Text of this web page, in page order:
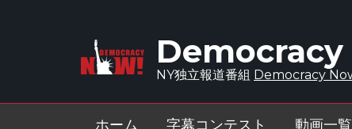
NY独立報道番組 Democracy
ホーム 字幕コンテスト 動画一覧